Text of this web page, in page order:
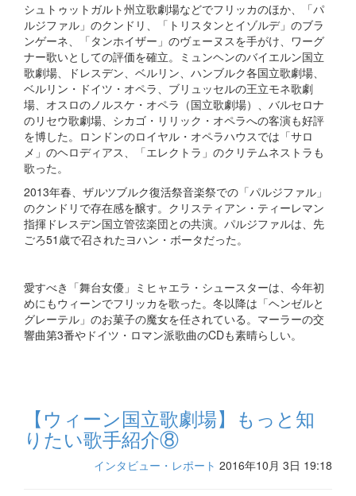
シュトゥットガルト州立歌劇場などでフリッカのほか、「パ
ルジファル」のクンドリ、「トリスタンとイゾルデ」のブラ
ンゲーネ、「タンホイザー」のヴェーヌスを手がけ、ワーグ
ナー歌いとしての評価を確立。ミュンヘンのバイエルン国立
歌劇場、ドレスデン、ベルリン、ハンブルク各国立歌劇場、
ベルリン・ドイツ・オペラ、ブリュッセルの王立モネ歌劇
場、オスロのノルスケ・オペラ（国立歌劇場）、バルセロナ
のリセウ歌劇場、シカゴ・リリック・オペラへの客演も好評
を博した。ロンドンのロイヤル・オペラハウスでは「サロ
メ」のヘロディアス、「エレクトラ」のクリテムネストラも
歌った。
2013年春、ザルツブルク復活祭音楽祭での「パルジファル」
のクンドリで存在感を醸す。クリスティアン・ティーレマン
指揮ドレスデン国立管弦楽団との共演。パルジファルは、先
ごろ51歳で召されたヨハン・ボータだった。
愛すべき「舞台女優」ミヒャエラ・シュースターは、今年初
めにもウィーンでフリッカを歌った。冬以降は「ヘンゼルと
グレーテル」のお菓子の魔女を任されている。マーラーの交
響曲第3番やドイツ・ロマン派歌曲のCDも素晴らしい。
【ウィーン国立歌劇場】もっと知
りたい歌手紹介⑧
インタビュー・レポート 2016年10月 3日 19:18